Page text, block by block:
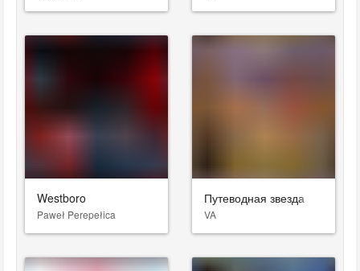
Westboro
Paweł Perepełica
Путеводная звезда
VA